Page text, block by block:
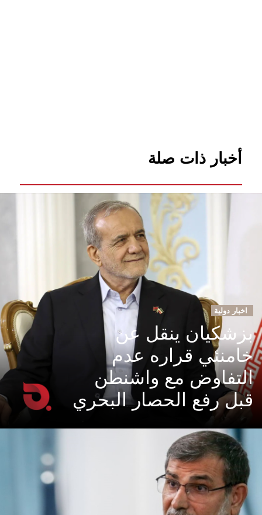
أخبار ذات صلة
اخبار دولية
بزشكيان ينقل عن
خامنئي قراره عدم
التفاوض مع واشنطن
قبل رفع الحصار البحري